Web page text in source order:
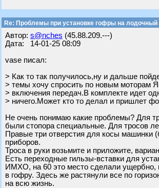
Re: Проблемы при установке гофры на лодочный
Автор: s@nches (45.88.209.---)
Дата: 14-01-25 08:09
vase писал:
> Как то так получилось,ну и дальше
> темы хочу спросить по новым моторам
> включения передач.В комплекте идет
> ничего.Может кто то делал и пришлет
Не очень понимаю какие проблемы? Для
были стопора специальные. Для тросов
Правые три отверстия для косы машинки
приборов.
Троса в руки возьмите и приложите,
Есть переходные гильзы-вставки для
ИМХО, на 60 это место сделали ущербно,
в гофру. Здесь же растянули все по
на всю жизнь.